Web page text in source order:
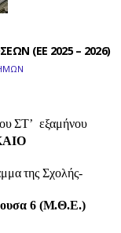
(ΕΕ 2025 – 2026)
ΣΤ’ εξαμήνου
της Σχολής-
6 (Μ.Θ.Ε.)